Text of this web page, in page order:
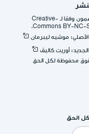
قُدِّم المضمون وفقا لـ -Creative
Commons BY-NC-
موشيه ليبرمان
أوريت كاليڤ
محفوظة لكل الحق
الحق